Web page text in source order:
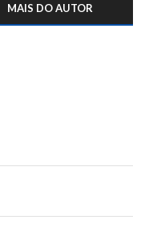
MAIS DO AUTOR